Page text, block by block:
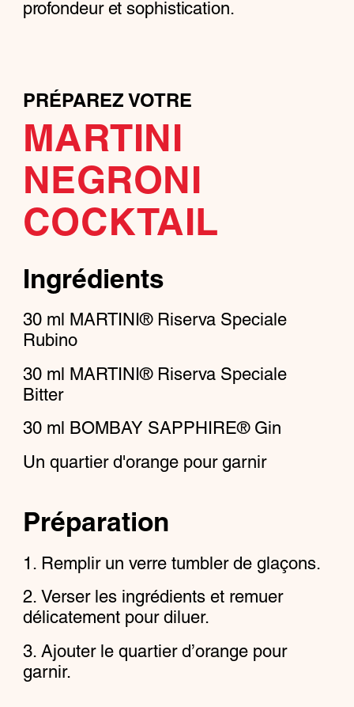
profondeur et sophistication.
PRÉPAREZ VOTRE
MARTINI
NEGRONI
COCKTAIL
Ingrédients
30 ml MARTINI® Riserva Speciale
Rubino
30 ml MARTINI® Riserva Speciale
Bitter
30 ml BOMBAY SAPPHIRE® Gin
Un quartier d'orange pour garnir
Préparation
Remplir un verre tumbler de glaçons.
Verser les ingrédients et remuer
délicatement pour diluer.
Ajouter le quartier d’orange pour
garnir.